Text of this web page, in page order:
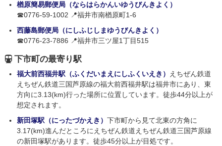
楢原簡易郵便局（ならはらかんいゆうびんきよく）
☎0776-59-1002 📍福井市南楢原町1-6
西藤島郵便局（にしふじしまゆうびんきよく）
☎0776-23-7886 📍福井市三ツ屋1丁目515
下市町の最寄り駅
福大前西福井駅（ふくだいまえにしふくいえき）
えちぜん鉄道
えちぜん鉄道三国芦原線の福大前西福井駅は福井市にあり、東
方向に3.13(km)行った場所に位置しています。徒歩44分以上が
想定されます。
新田塚駅（にったづかえき） 下市町から見て北東の方角に
3.17(km)進んだところにえちぜん鉄道えちぜん鉄道三国芦原線
の新田塚駅があります。徒歩45分以上が目処です。